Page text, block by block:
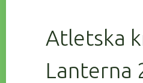
Atletska
Lanterna